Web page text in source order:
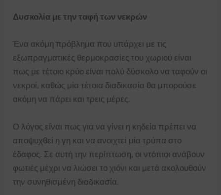
Δυσκολία με την ταφή των νεκρών
Ένα ακόμη πρόβλημα που υπάρχει με τις
εξωπραγματικές θερμοκρασίες του χωριού είναι
πως με τέτοιο κρύο είναι πολύ δύσκολο να ταφούν οι
νεκροί, καθώς μία τέτοια διαδικασία θα μπορούσε
ακόμη να πάρει και τρεις μέρες.
Ο λόγος είναι πως για να γίνει η κηδεία πρέπει να
αποψυχθεί η γη και να ανοιχτεί μία τρύπα στο
έδαφος. Σε αυτή την περίπτωση, οι ντόπιοι ανάβουν
φωτιές μέχρι να λιώσει το χιόνι και μετά ακολουθούν
την συνηθισμένη διαδικασία.